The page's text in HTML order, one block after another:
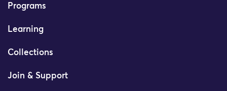
Programs
Learning
Collections
Join & Support